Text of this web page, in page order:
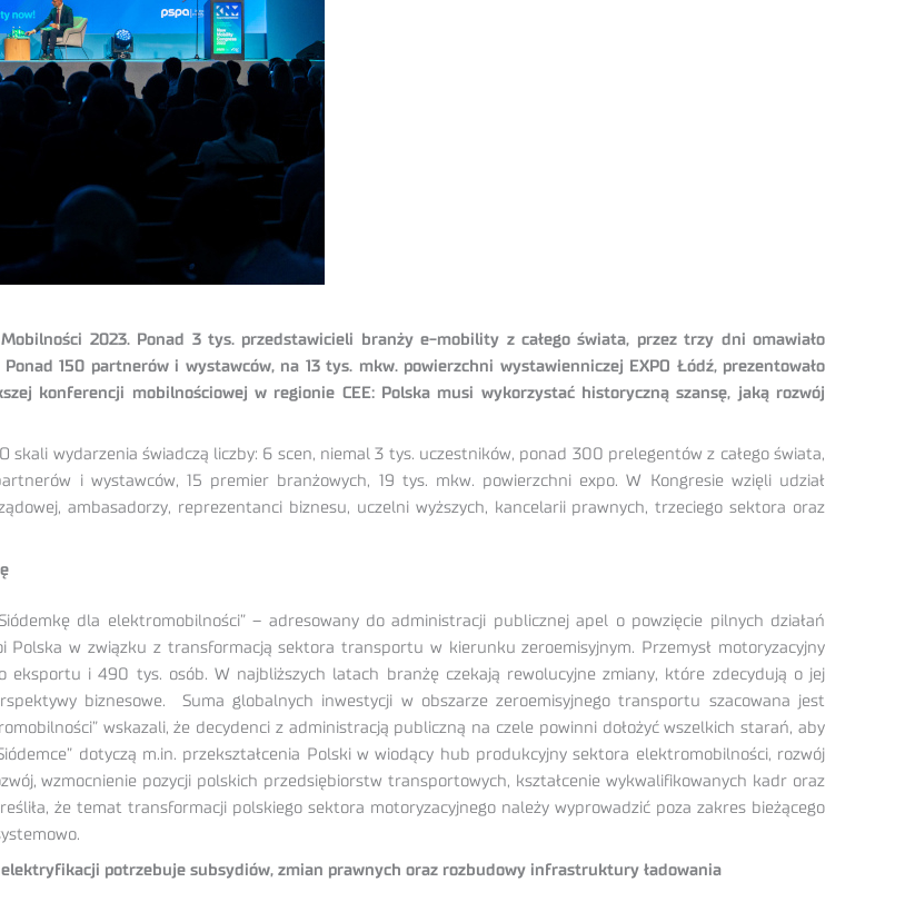
2023. Ponad 3 tys. przedstawicieli branży e-mobility z całego świata, przez trzy dni omawiało
150 partnerów i wystawców, na 13 tys. mkw. powierzchni wystawienniczej EXPO Łódź, prezentowało
konferencji mobilnościowej w regionie CEE: Polska musi wykorzystać historyczną szansę, jaką rozwój
skali wydarzenia świadczą liczby: 6 scen, niemal 3 tys. uczestników, ponad 300 prelegentów z całego świata,
i wystawców, 15 premier branżowych, 19 tys. mkw. powierzchni expo. W Kongresie wzięli udział
ambasadorzy, reprezentanci biznesu, uczelni wyższych, kancelarii prawnych, trzeciego sektora oraz
dla elektromobilności” – adresowany do administracji publicznej apel o powzięcie pilnych działań
Polska w związku z transformacją sektora transportu w kierunku zeroemisyjnym. Przemysł motoryzacyjny
eksportu i 490 tys. osób. W najbliższych latach branżę czekają rewolucyjne zmiany, które zdecydują o jej
biznesowe. Suma globalnych inwestycji w obszarze zeroemisyjnego transportu szacowana jest
wskazali, że decydenci z administracją publiczną na czele powinni dołożyć wszelkich starań, aby
dotyczą m.in. przekształcenia Polski w wiodący hub produkcyjny sektora elektromobilności, rozwój
wzmocnienie pozycji polskich przedsiębiorstw transportowych, kształcenie wykwalifikowanych kadr oraz
że temat transformacji polskiego sektora motoryzacyjnego należy wyprowadzić poza zakres bieżącego
potrzebuje subsydiów, zmian prawnych oraz rozbudowy infrastruktury ładowania